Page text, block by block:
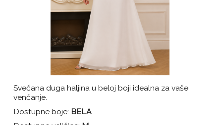
Svečana duga haljina u beloj boji idealna za vaše
venčanje.
Dostupne boje: BELA